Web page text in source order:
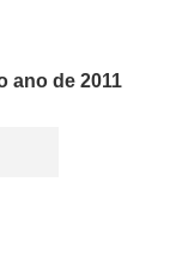
ano de 2011